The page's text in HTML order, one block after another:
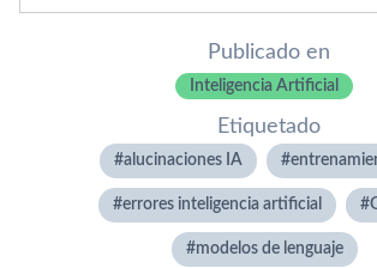
Publicado en
Inteligencia Artificial
Etiquetado
alucinaciones IA
errores inteligencia artificial
modelos de lenguaje